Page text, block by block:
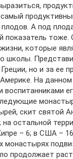
плодов. А под
показатель тоже.
которые
школы.
но и за ее
На
воспитанниками
скит святой
остальной
– 6; в США –
монастырях
продолжает